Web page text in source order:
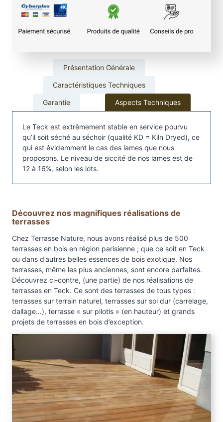
L
a
m
d
e
e
r
a
s
s
e
n
c
–
s
u
r
c
o
m
m
d
e
p
a
r
Présentation Générale
Caractéristiques Techniques
Garantie Aspects Techniques
Le Teck est extrêmement stable en service pourvu
qu’il soit séché au séchoir (qualité KD = Kiln Dryed), ce
qui est évidemment le cas des lames que nous
proposons. Le niveau de siccité de nos lames est de
12 à 16%, selon les lots.
Découvrez nos magnifiques réalisations de
terrasses
Chez Terrasse Nature, nous avons réalisé plus de 500
terrasses en bois en région parisienne ; que ce soit en Teck
ou dans d’autres belles essences de bois exotique. Nos
terrasses, même les plus anciennes, sont encore parfaites.
Découvrez ci-contre, (une partie) de nos réalisations de
terrasses en Teck. Ce sont des terrasses de tous types :
terrasses sur terrain naturel, terrasses sur sol dur (carrelage,
dallage…), terrasse « sur pilotis » (en hauteur) et grands
projets de terrasses en bois d’exception.